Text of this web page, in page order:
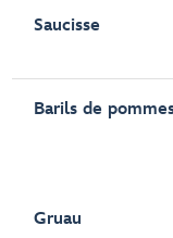
Saucisse
Barils de
Gruau